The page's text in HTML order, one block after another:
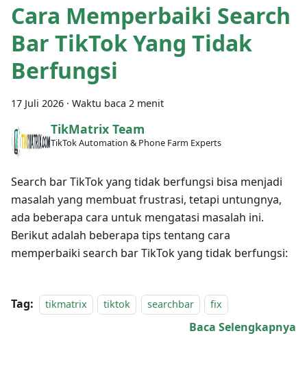
Cara Memperbaiki Search
Bar TikTok Yang Tidak
Berfungsi
17 Juli 2026 · Waktu baca 2 menit
TikMatrix Team
TikTok Automation & Phone Farm Experts
Search bar TikTok yang tidak berfungsi bisa menjadi
masalah yang membuat frustrasi, tetapi untungnya,
ada beberapa cara untuk mengatasi masalah ini.
Berikut adalah beberapa tips tentang cara
memperbaiki search bar TikTok yang tidak berfungsi:
Tag: tikmatrix tiktok searchbar fix
Baca Selengkapnya